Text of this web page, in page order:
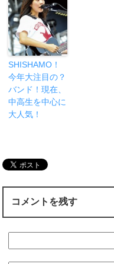
SHISHAMO！
今年大注目の？
バンド！現在、
中高生を中心に
大人気！
コメントを残す